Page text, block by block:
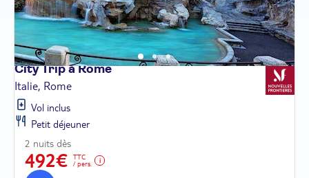
City Trip àRome
Italie, Rome
Vol inclus
Petit déjeuner
2 nuits dès
492€
TTC
/ pers.